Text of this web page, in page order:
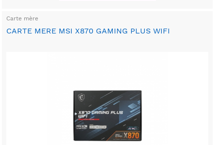
Carte mère
CARTE MERE MSI X870 GAMING PLUS WIFI